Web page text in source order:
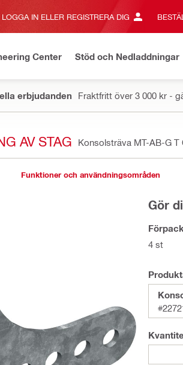
LOGGA IN ELLER REGISTRERA DIG
Center Stöd och Nedladdningar
erbjudanden Fraktfritt över 3 000 kr -
AV STAG Konsolsträva MT-AB-G T
Funktioner och användningsområden
Gör
4 st